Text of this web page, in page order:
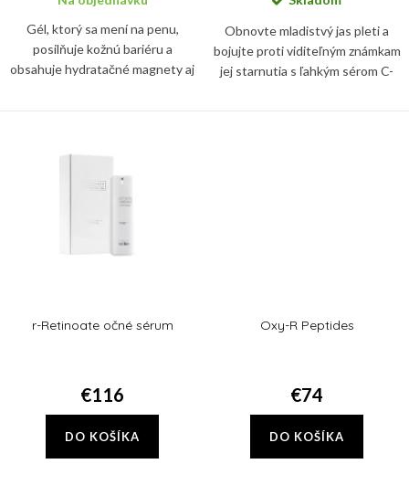
Gél, ktorý sa mení na penu,
posilňuje kožnú bariéru a
obsahuje hydratačné magnety aj
Obnovte mladistvý jas pleti a
bojujte proti viditeľným známkam
jej starnutia s ľahkým sérom C-
r-Retinoate očné sérum
€116
DO KOŠÍKA
Oxy-R Peptides
€74
DO KOŠÍKA